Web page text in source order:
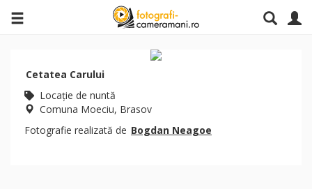
Cetatea Carului
Locaţie de nuntă
Comuna Moeciu, Brasov
Fotografie realizată de Bogdan Neagoe